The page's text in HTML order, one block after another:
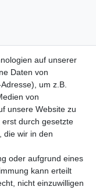
Kinderwagen
Imbiss
auf unserer
Daten von
um z.B.
von
unsere Website zu
durch gesetzte
die wir in den
oder aufgrund eines
kann erteilt
nicht einzuwilligen